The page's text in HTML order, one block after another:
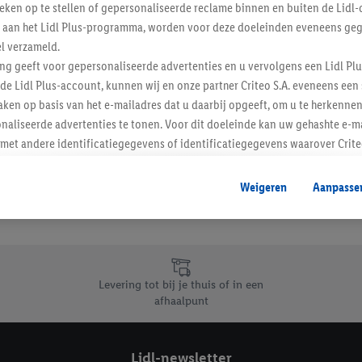
Inschrijven
Levering tot bij je thuis of in een
afhaalpunt
Lidl-newsletter
op te stellen of gepersonaliseerde reclame binnen en buiten de Lidl-
het Lidl Plus-programma, worden voor deze doeleinden eveneens
verzameld.
geeft voor gepersonaliseerde advertenties en u vervolgens een Lidl
Lidl Plus-account, kunnen wij en onze partner Criteo S.A. eveneens
op basis van het e-mailadres dat u daarbij opgeeft, om u te
advertenties te tonen. Voor dit doeleinde kan uw gehashte e-
andere identificatiegegevens of identificatiegegevens waarover
kunnen advertenties in het kader van retargeting, d.w.z. advertenties
(bijvoorbeeld door het product in de webshop aan uw winkelmandje
apparaten en verschillende Lidl-diensten worden
of Lidl-diensten aan u kunnen worden toegewezen.
u individuele doeleinden toestaan en meer informatie vinden over de
kunt u alleen het gebruik van de noodzakelijke technologieën
privacyverklaring.Je vindt het impressum hier.
Weigeren